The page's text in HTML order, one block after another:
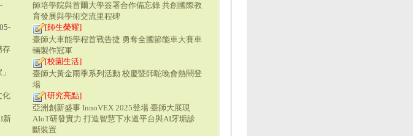
存
化
新
師培學院與首爾大學簽署合作備忘錄 共創國際教
育發展與學術交流里程碑
[師生榮耀]
臺師大車能學程首戰告捷 勇奪全國節能車大賽車
輛製作冠軍
[校園生活]
臺師大黃金雨季系列活動 校慶暨師駝晚會熱鬧登
場
[研究亮點]
亞洲創新盛事 InnoVEX 2025登場 臺師大展現
AIoT研發實力 打造智慧下水道平台與AI牙垢診
斷裝置